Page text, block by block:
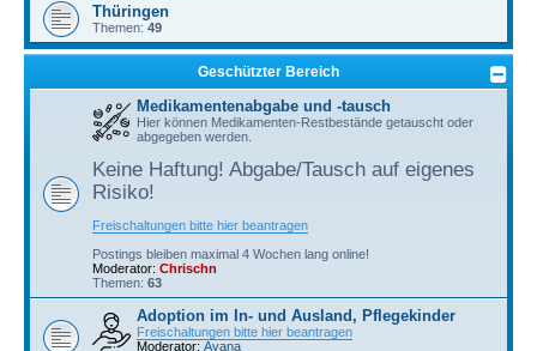
Thüringen
Themen: 49
Geschützter Bereich
Medikamentenabgabe und -tausch
Hier können Medikamenten-Restbestände getauscht oder
abgegeben werden.
Keine Haftung! Abgabe/Tausch auf eigenes
Risiko!
Freischaltungen bitte hier beantragen
Postings bleiben maximal 4 Wochen lang online!
Moderator: Chrischn
Themen: 63
Adoption im In- und Ausland, Pflegekinder
Freischaltungen bitte hier beantragen
Moderator: Ayana